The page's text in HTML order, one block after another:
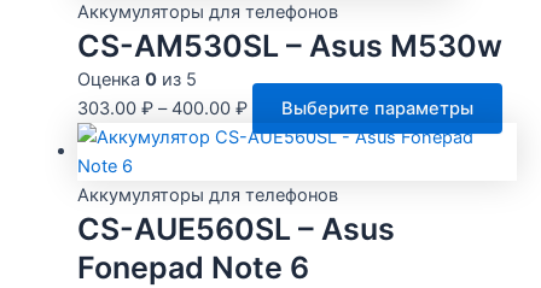
Аккумуляторы для телефонов
CS-AM530SL – Asus M530w
Оценка 0из 5
303.00 ₽–400.00 ₽ Выберите параметры
Аккумуляторы для телефонов
CS-AUE560SL – Asus
Fonepad Note 6